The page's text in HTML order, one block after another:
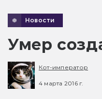
Новости
Умер
Кот-император
4 марта 2016 г.